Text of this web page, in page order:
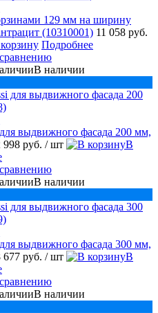
129 мм на ширину
(10310001) 11 058 руб.
Подробнее
В наличии
выдвижного фасада 200 мм,
998 руб. / шт
В
В наличии
выдвижного фасада 300 мм,
677 руб. / шт
В
В наличии